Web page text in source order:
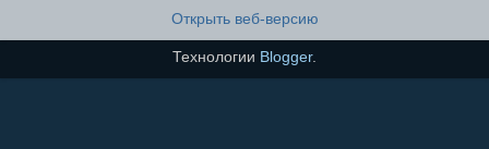
Открыть веб-версию
Технологии Blogger.